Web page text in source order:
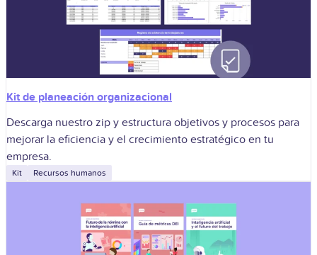
Kit de planeación organizacional
Descarga nuestro zip y estructura objetivos y procesos para
mejorar la eficiencia y el crecimiento estratégico en tu
empresa.
Kit Recursos humanos